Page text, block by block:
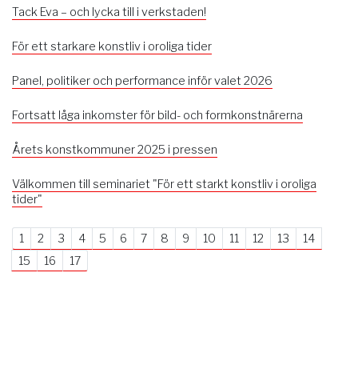
Tack Eva – och lycka till i verkstaden!
För ett starkare konstliv i oroliga tider
Panel, politiker och performance inför valet 2026
Fortsatt låga inkomster för bild- och formkonstnärerna
Årets konstkommuner 2025 i pressen
Välkommen till seminariet "För ett starkt konstliv i oroliga
tider"
1 2 3 4 5 6 7 8 9 10 11 12 13
14
15
16 17